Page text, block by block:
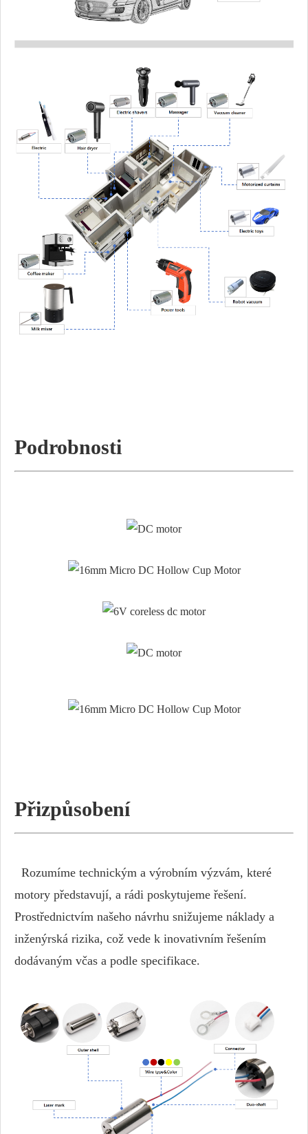
Podrobnosti
Přizpůsobení
Rozumíme technickým a výrobním výzvám, které
motory představují, a rádi poskytujeme řešení.
Prostřednictvím našeho návrhu snižujeme náklady a
inženýrská rizika, což vede k inovativním řešením
dodávaným včas a podle specifikace.